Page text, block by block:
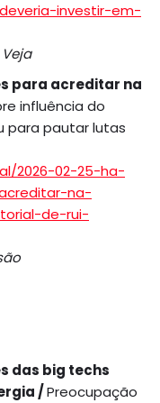
investir-em-
Veja
para acreditar na
influência do
para pautar lutas
2026-02-25-ha-
na-
de-rui-
das big techs
/Preocupação